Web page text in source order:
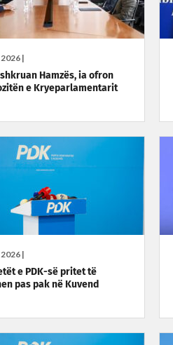
|
Hamzës, ia ofron
e Kryeparlamentarit
|
e PDK-së pritet të
pas pak në Kuvend